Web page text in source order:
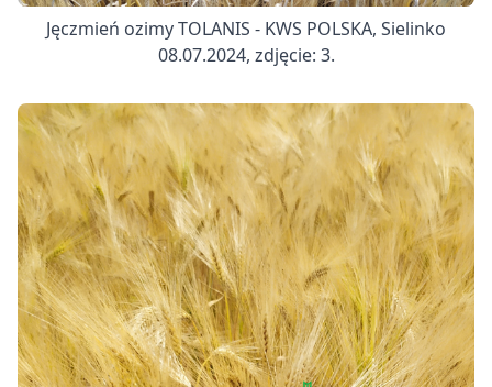
Jęczmień ozimy TOLANIS - KWS POLSKA, Sielinko
08.07.2024, zdjęcie: 3.